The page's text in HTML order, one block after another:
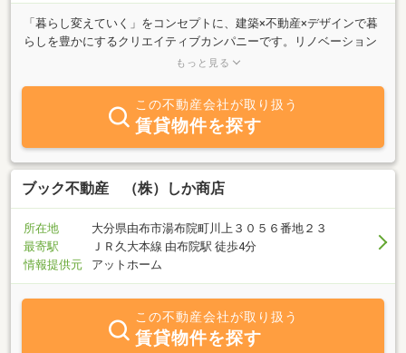
「暮らし変えていく」をコンセプトに、建築×不動産×デザインで暮
らしを豊かにするクリエイティブカンパニーです。リノベーション
の設計施工を中心に、不動産売買・賃貸の仲介および管理、クリエ
を展開しています。家の住み替えのほか、リフォーム・リノベーシ
ョンのご相談も承っておりますので、お気軽にご連絡ください。
もっと見る
この不動産会社が取り扱う
賃貸物件を探す
ブック不動産 （株）しか商店
所在地
大分県由布市湯布院町川上３０５６番地２３
最寄駅
ＪＲ久大本線 由布院駅 徒歩4分
情報提供元
アットホーム
この不動産会社が取り扱う
賃貸物件を探す